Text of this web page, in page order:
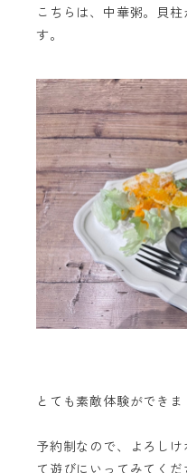
こちらは、中華粥。貝
す。
とても素敵体験ができま
予約制なので、
よろし